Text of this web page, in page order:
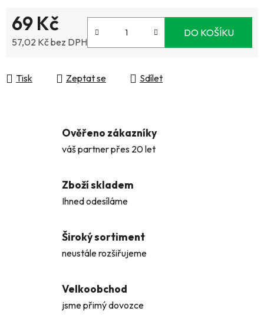
69 Kč
57,02 Kč bez DPH
DO KOŠÍKU
Tisk Zeptat se Sdílet
Ověřeno zákazníky
váš partner přes 20 let
Zboží skladem
Ihned odesíláme
Široký sortiment
neustále rozšiřujeme
Velkoobchod
jsme přimý dovozce